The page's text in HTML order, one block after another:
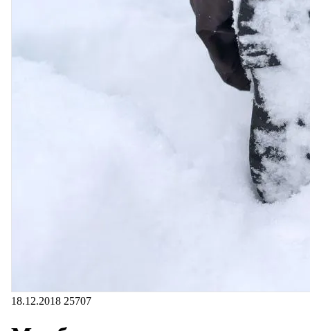
18.12.2018 25707